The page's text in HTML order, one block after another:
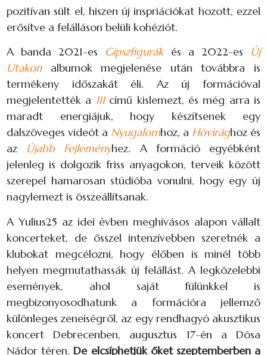
pozitívan sült el, hiszen új inspriációkat hozott, ezzel
erősítve a felálláson belüli kohéziót.
A banda 2021-es Gipszfigurákés a 2022-es Új
Utakonalbumok megjelenése után továbbra is
termékeny időszakát éli. Az új formációval
megjelentették a IIIcímű kislemezt, és még arra is
maradt energiájuk, hogy készítsenek egy
dalszöveges videót a Nyugalomhoz, a Hóvirághoz és
az Újabb Fejleményhez. A formáció egyébként
jelenleg is dolgozik friss anyagokon, terveik között
szerepel hamarosan stúdióba vonulni, hogy egy új
nagylemezt is összeállítsanak.
A Yulius25 az idei évben meghívásos alapon vállalt
koncerteket, de ősszel intenzívebben szeretnék a
klubokat megcélozni, hogy élőben is minél több
helyen megmutathassák új felállást. A legközelebbi
események, ahol saját fülünkkel is
megbizonyosodhatunk a formációra jellemző
különleges zeneiségről, az egy rendhagyó akusztikus
koncert Debrecenben, augusztus 17-én a Dósa
Nádor téren.De elcsíphetjük őket szeptemberben a